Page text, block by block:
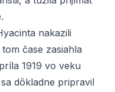
nakazili
čase zasiahla
1919 vo veku
dôkladne pripravil